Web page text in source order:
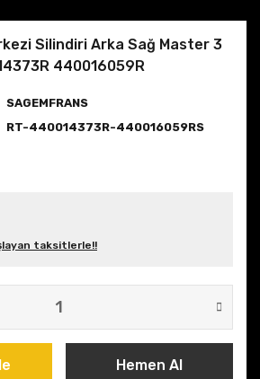
Silindiri Arka Sağ Master 3
440016059R
SAGEMFRANS
RT-440014373R-440016059RS
taksitlerle!!
Hemen Al